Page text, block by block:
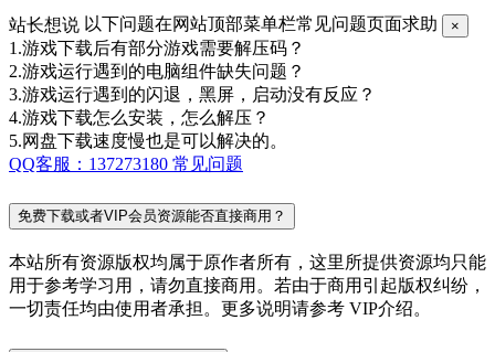
站长想说 以下问题在网站顶部菜单栏常见问题页面求助 ×
1.游戏下载后有部分游戏需要解压码？
2.游戏运行遇到的电脑组件缺失问题？
3.游戏运行遇到的闪退，黑屏，启动没有反应？
4.游戏下载怎么安装，怎么解压？
5.网盘下载速度慢也是可以解决的。
QQ客服：137273180 常见问题
免费下载或者VIP会员资源能否直接商用？
本站所有资源版权均属于原作者所有，这里所提供资源均只能
用于参考学习用，请勿直接商用。若由于商用引起版权纠纷，
一切责任均由使用者承担。更多说明请参考 VIP介绍。